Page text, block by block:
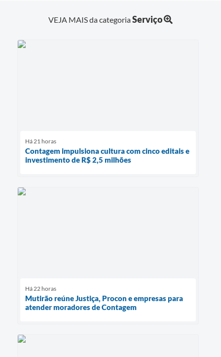
VEJA MAIS da categoriaServiço
Há 21 horas
Contagem impulsiona cultura com cinco editais e
investimento de R$ 2,5 milhões
Há 22 horas
Mutirão reúne Justiça, Procon e empresas para
atender moradores de Contagem